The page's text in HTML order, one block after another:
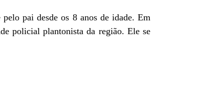
pai desde os 8 anos de idade. Em
policial plantonista da região. Ele se